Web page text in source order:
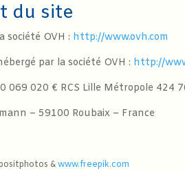
du site
société OVH : http://www.ovh.com
par la société OVH : http://
069 020 € RCS Lille Métropole 424
– 59100 Roubaix – France
&www.freepik.com